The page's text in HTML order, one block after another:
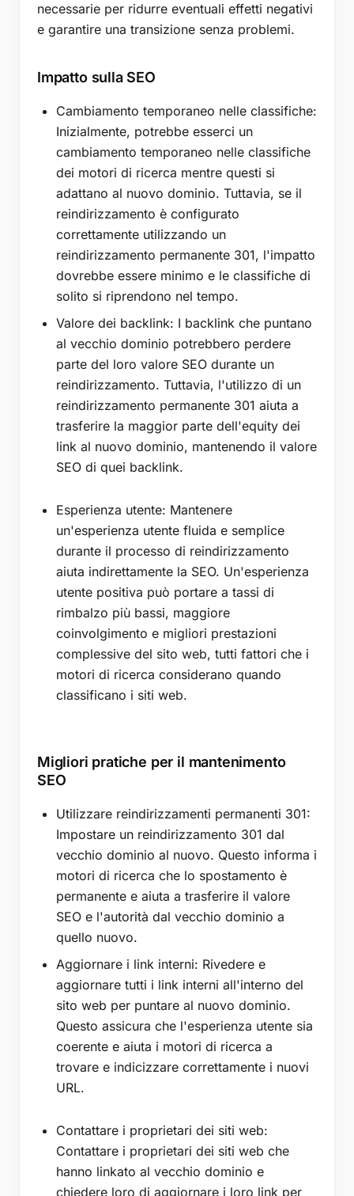
necessarie per ridurre eventuali effetti negativi
e garantire una transizione senza problemi.
Impatto sulla SEO
Cambiamento temporaneo nelle classifiche:
Inizialmente, potrebbe esserci un
cambiamento temporaneo nelle classifiche
dei motori di ricerca mentre questi si
adattano al nuovo dominio. Tuttavia, se il
reindirizzamento è configurato
correttamente utilizzando un
reindirizzamento permanente 301, l'impatto
dovrebbe essere minimo e le classifiche di
solito si riprendono nel tempo.
Valore dei backlink: I backlink che puntano
al vecchio dominio potrebbero perdere
parte del loro valore SEO durante un
reindirizzamento. Tuttavia, l'utilizzo di un
reindirizzamento permanente 301 aiuta a
trasferire la maggior parte dell'equity dei
link al nuovo dominio, mantenendo il valore
SEO di quei backlink.
Esperienza utente: Mantenere
un'esperienza utente fluida e semplice
durante il processo di reindirizzamento
aiuta indirettamente la SEO. Un'esperienza
utente positiva può portare a tassi di
rimbalzo più bassi, maggiore
coinvolgimento e migliori prestazioni
complessive del sito web, tutti fattori che i
motori di ricerca considerano quando
classificano i siti web.
Migliori pratiche per il mantenimento
SEO
Utilizzare reindirizzamenti permanenti 301:
Impostare un reindirizzamento 301 dal
vecchio dominio al nuovo. Questo informa i
motori di ricerca che lo spostamento è
permanente e aiuta a trasferire il valore
SEO e l'autorità dal vecchio dominio a
quello nuovo.
Aggiornare i link interni: Rivedere e
aggiornare tutti i link interni all'interno del
sito web per puntare al nuovo dominio.
Questo assicura che l'esperienza utente sia
coerente e aiuta i motori di ricerca a
trovare e indicizzare correttamente i nuovi
URL.
Contattare i proprietari dei siti web:
Contattare i proprietari dei siti web che
hanno linkato al vecchio dominio e
chiedere loro di aggiornare i loro link per